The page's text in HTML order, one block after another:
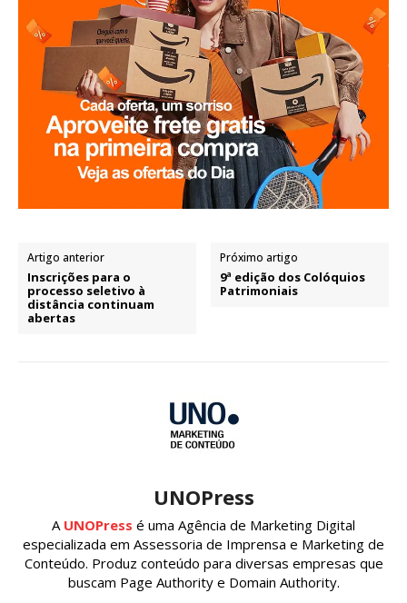
Artigo anterior
Inscrições para o
processo seletivo à
distância continuam
abertas
Próximo artigo
9ª edição dos Colóquios
Patrimoniais
UNOPress
A UNOPress é uma Agência de Marketing Digital
especializada em Assessoria de Imprensa e Marketing de
Conteúdo. Produz conteúdo para diversas empresas que
buscam Page Authority e Domain Authority.